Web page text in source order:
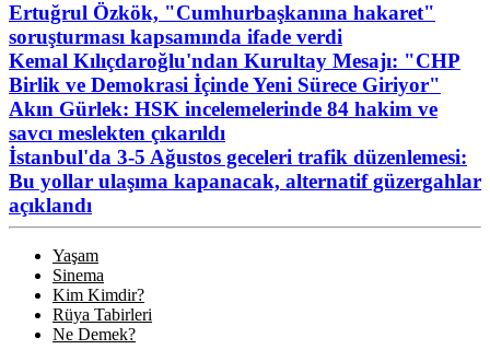
Ertuğrul Özkök, "Cumhurbaşkanına hakaret"
soruşturması kapsamında ifade verdi
Kemal Kılıçdaroğlu'ndan Kurultay Mesajı: "CHP
Birlik ve Demokrasi İçinde Yeni Sürece Giriyor"
Akın Gürlek: HSK incelemelerinde 84 hakim ve
savcı meslekten çıkarıldı
İstanbul'da 3-5 Ağustos geceleri trafik düzenlemesi:
Bu yollar ulaşıma kapanacak, alternatif güzergahlar
açıklandı
Yaşam
Sinema
Kim Kimdir?
Rüya Tabirleri
Ne Demek?